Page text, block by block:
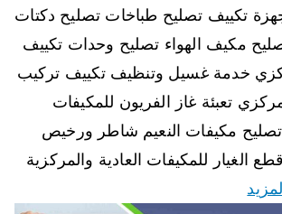
تكييف تصليح طباخات تصليح دكتات
مكيف الهواء تصليح وحدات تكييف
خدمة غسيل وتنظيف تكييف تركيب
تعبئة غاز الفريون للمكيفات
مكيفات النعيم شاطر ورخيص
الغيار للمكيفات العادية والمركزية